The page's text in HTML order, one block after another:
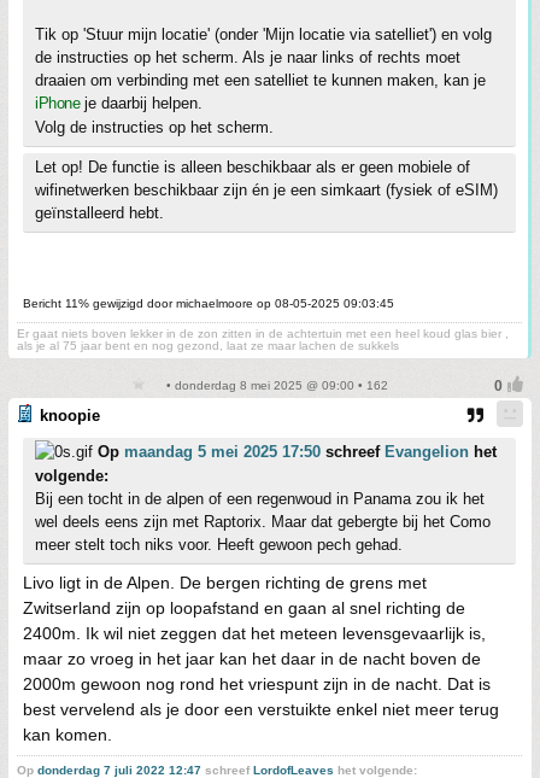
Tik op 'Stuur mijn locatie' (onder 'Mijn locatie via satelliet') en volg
de instructies op het scherm. Als je naar links of rechts moet
draaien om verbinding met een satelliet te kunnen maken, kan je
iPhoneje daarbij helpen.
Volg de instructies op het scherm.
Let op! De functie is alleen beschikbaar als er geen mobiele of
wifinetwerken beschikbaar zijn én je een simkaart (fysiek of eSIM)
geïnstalleerd hebt.
Bericht 11% gewijzigd door michaelmoore op 08-05-2025 09:03:45
Er gaat niets boven lekker in de zon zitten in de achtertuin met een heel koud glas bier ,
als je al 75 jaar bent en nog gezond, laat ze maar lachen de sukkels
• donderdag 8 mei 2025 @ 09:00 • 162
knoopie
Op maandag 5 mei 2025 17:50 schreef Evangelion het
volgende:
Bij een tocht in de alpen of een regenwoud in Panama zou ik het
wel deels eens zijn met Raptorix. Maar dat gebergte bij het Como
meer stelt toch niks voor. Heeft gewoon pech gehad.
Livo ligt in de Alpen. De bergen richting de grens met
Zwitserland zijn op loopafstand en gaan al snel richting de
2400m. Ik wil niet zeggen dat het meteen levensgevaarlijk is,
maar zo vroeg in het jaar kan het daar in de nacht boven de
2000m gewoon nog rond het vriespunt zijn in de nacht. Dat is
best vervelend als je door een verstuikte enkel niet meer terug
kan komen.
Op donderdag 7 juli 2022 12:47 schreefLordofLeaves het volgende: